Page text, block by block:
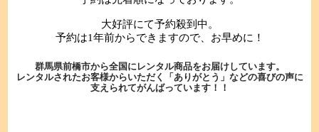
大好評にて予約殺到中。
予約は1年前からできますので、お早めに！
群馬県前橋市から全国にレンタル商品をお届けしています。
レンタルされたお客様からいただく「ありがとう」などの喜びの声に
支えられてがんばっています！！